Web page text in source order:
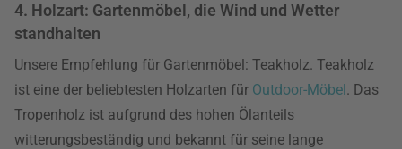
4. Holzart: Gartenmöbel, die Wind und Wetter
standhalten
Unsere Empfehlung für Gartenmöbel: Teakholz. Teakholz
ist eine der beliebtesten Holzarten für Outdoor-Möbel. Das
Tropenholz ist aufgrund des hohen Ölanteils
witterungsbeständig und bekannt für seine lange